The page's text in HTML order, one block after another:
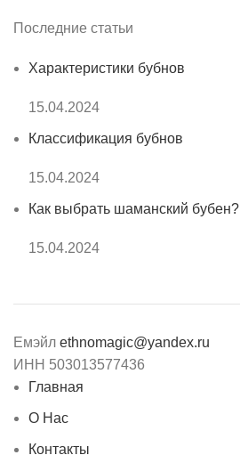
Последние статьи
Характеристики бубнов
15.04.2024
Классификация бубнов
15.04.2024
Как выбрать шаманский бубен?
15.04.2024
Емэйл ethnomagic@yandex.ru
ИНН 503013577436
Главная
О Нас
Контакты